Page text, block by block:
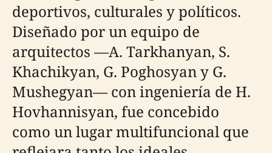
deportivos, culturales y políticos.
Diseñado por un equipo de
arquitectos —A. Tarkhanyan, S.
Khachikyan, G. Poghosyan y G.
Mushegyan— con ingeniería de H.
Hovhannisyan, fue concebido
como un lugar multifuncional que